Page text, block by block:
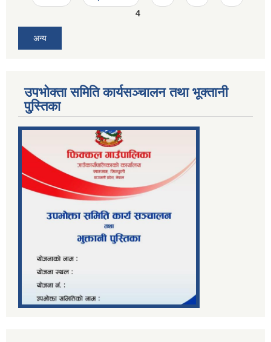
4
अन्य
उपभोक्ता समिति कार्यसञ्चालन तथा भूक्तानी
पु्स्तिका